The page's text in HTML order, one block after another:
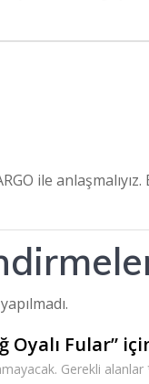
ile
Oyalı Fular”
Gerekli alanlar